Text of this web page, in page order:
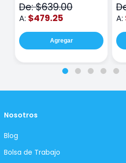
De: $639.00
A: $479.25
Agregar
A:
Nosotros
Blog
Bolsa de Trabajo